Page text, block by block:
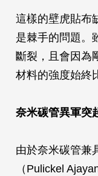
這樣的壁虎貼布
是棘手的問題。
斷裂，且會因為
材料的強度始終
奈米碳管異軍突
由於奈米碳管兼
（Pulickel